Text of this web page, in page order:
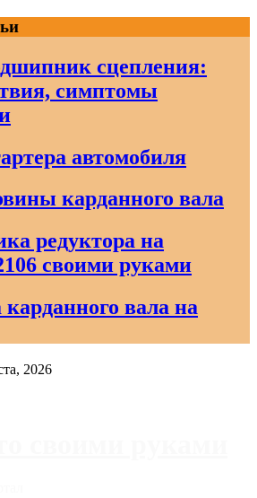
сцепления:
симптомы
автомобиля
карданного вала
редуктора на
своими руками
вала на
2026